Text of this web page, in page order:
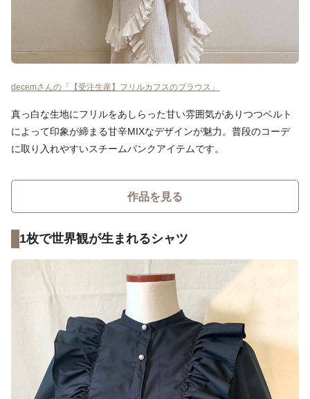
decemさんの「【受注生産】フリルカフスのブラウス」
真っ白な生地にフリルをあしらった甘い雰囲気がありつつベルト
によって印象が締まる甘辛MIXなデザインが魅力。普段のコーデ
に取り入れやすいスチームパンクアイテムです。
作品を見る
1枚で世界観が生まれるシャツ